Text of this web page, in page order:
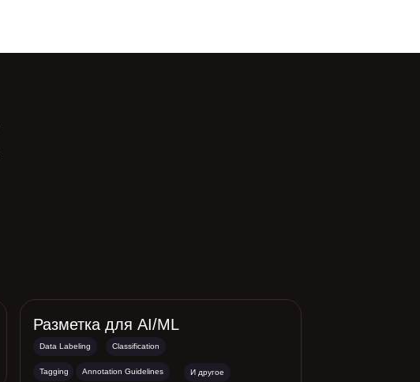
Разметка для AI/ML
И другое
Annotation Guidelines
Tagging
Classification
Data Labeling